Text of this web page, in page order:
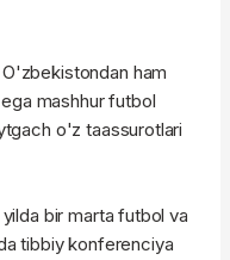
ham
mashhur futbol
o'z taassurotlari
bir marta futbol va
tibbiy konferenciya